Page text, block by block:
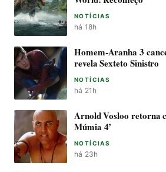
NOTÍCIAS
há 18h
Homem-Aranha 3
revela Sexteto Sinistro
NOTÍCIAS
há 21h
Arnold Vosloo retorna
Múmia 4’
NOTÍCIAS
há 23h